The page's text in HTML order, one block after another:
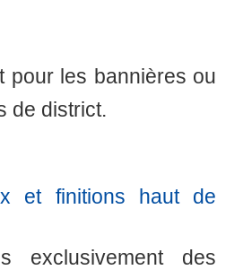
pour les bannières ou
de district.
et finitions haut de
exclusivement des